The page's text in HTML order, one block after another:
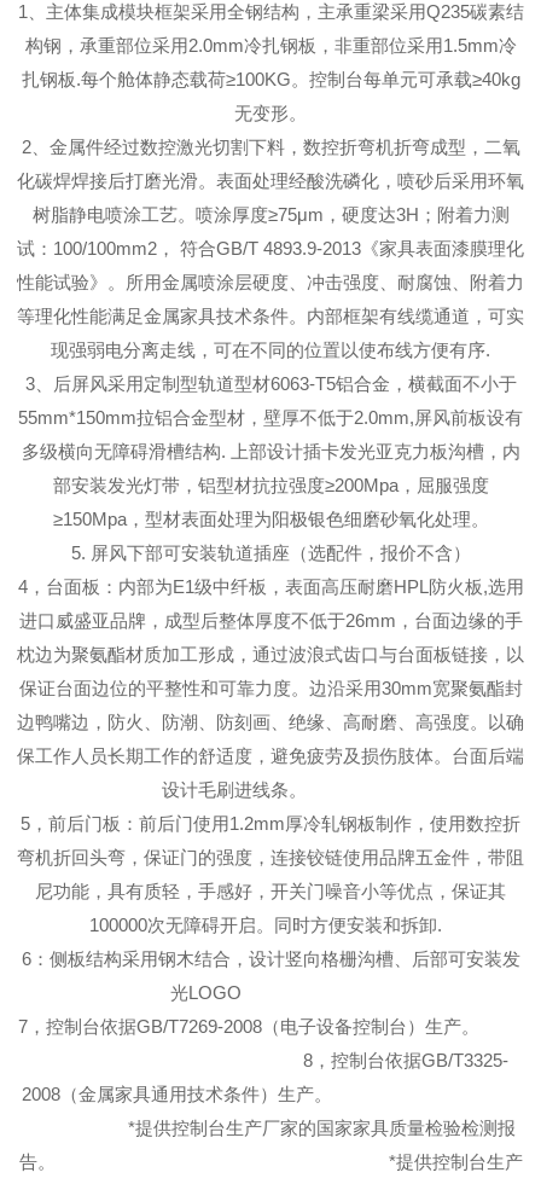
1、主体集成模块框架采用全钢结构，主承重梁采用Q235碳素结
构钢，承重部位采用2.0mm冷扎钢板，非重部位采用1.5mm冷
扎钢板.每个舱体静态载荷≥100KG。控制台每单元可承载≥40kg
无变形。
2、金属件经过数控激光切割下料，数控折弯机折弯成型，二氧
化碳焊焊接后打磨光滑。表面处理经酸洗磷化，喷砂后采用环氧
树脂静电喷涂工艺。喷涂厚度≥75μm，硬度达3H；附着力测
试：100/100mm2， 符合GB/T 4893.9-2013《家具表面漆膜理化
性能试验》。所用金属喷涂层硬度、冲击强度、耐腐蚀、附着力
等理化性能满足金属家具技术条件。内部框架有线缆通道，可实
现强弱电分离走线，可在不同的位置以使布线方便有序.
3、后屏风采用定制型轨道型材6063-T5铝合金，横截面不小于
55mm*150mm拉铝合金型材，壁厚不低于2.0mm,屏风前板设有
多级横向无障碍滑槽结构. 上部设计插卡发光亚克力板沟槽，内
部安装发光灯带，铝型材抗拉强度≥200Mpa，屈服强度
≥150Mpa，型材表面处理为阳极银色细磨砂氧化处理。
5. 屏风下部可安装轨道插座（选配件，报价不含）
4，台面板：内部为E1级中纤板，表面高压耐磨HPL防火板,选用
进口威盛亚品牌，成型后整体厚度不低于26mm，台面边缘的手
枕边为聚氨酯材质加工形成，通过波浪式齿口与台面板链接，以
保证台面边位的平整性和可靠力度。边沿采用30mm宽聚氨酯封
边鸭嘴边，防火、防潮、防刻画、绝缘、高耐磨、高强度。以确
保工作人员长期工作的舒适度，避免疲劳及损伤肢体。台面后端
设计毛刷进线条。
5，前后门板：前后门使用1.2mm厚冷轧钢板制作，使用数控折
弯机折回头弯，保证门的强度，连接铰链使用品牌五金件，带阻
尼功能，具有质轻，手感好，开关门噪音小等优点，保证其
100000次无障碍开启。同时方便安装和拆卸.
6：侧板结构采用钢木结合，设计竖向格栅沟槽、后部可安装发
光LOGO
7，控制台依据GB/T7269-2008（电子设备控制台）生产。
8，控制台依据GB/T3325-
2008（金属家具通用技术条件）生产。
*提供控制台生产厂家的国家家具质量检验检测报
告。 *提供控制台生产